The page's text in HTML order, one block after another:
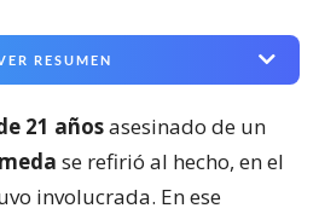
RESUMEN
21 añosasesinado de un
se refirió al hecho, en el
involucrada. En ese